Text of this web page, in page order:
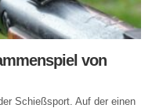
von
Schießsport. Auf der einen